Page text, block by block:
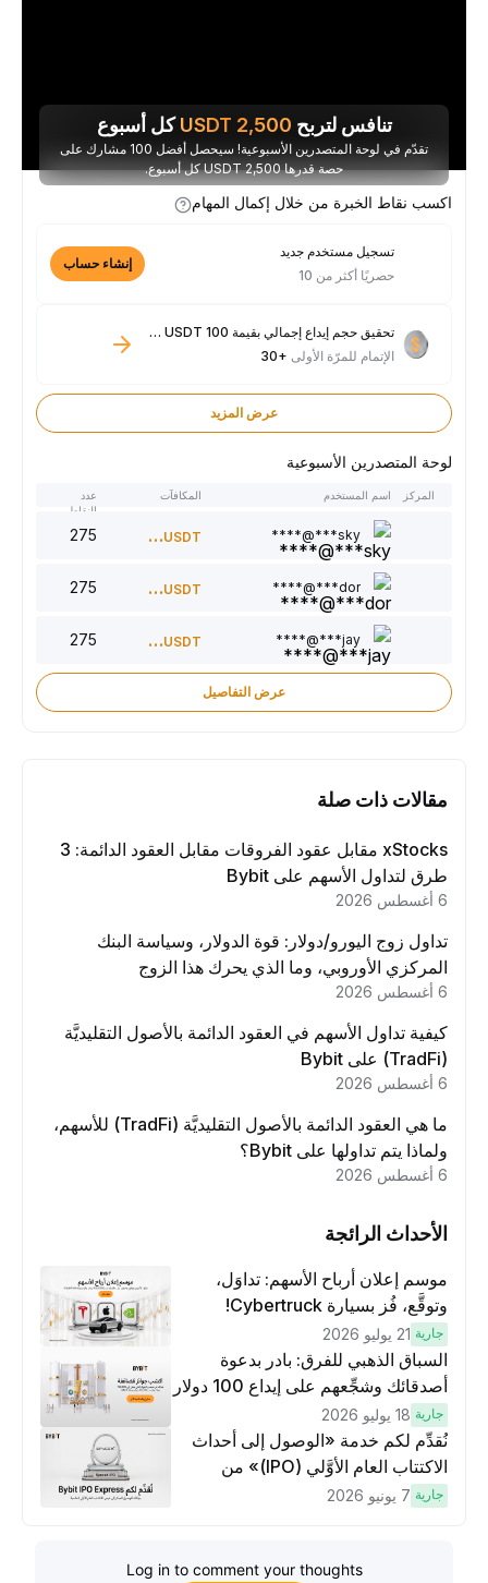
تنافس لتربح 2,500
USDTكل أسبوع
تقدّم في لوحة المتصدرين الأسبوعية! سيحصل أفضل 100 مشارك على
حصة قدرها 2,500 USDT كل أسبوع.
اكسب نقاط الخبرة من خلال إكمال المهام
تسجيل مستخدم جديد
حصريًا أكثر من 10
إنشاء حساب
تحقيق حجم إيداع إجمالي بقيمة 100 USDT فأكثر
الإتمام للمرّة الأولى+30
عرض المزيد
لوحة المتصدرين الأسبوعية
المركز اسم المستخدم المكافآت
النقاط
sky***@****
300USDT
dor***@****
220USDT
jay***@****
150USDT
عرض التفاصيل
مقالات ذات صلة
xStocks مقابل عقود الفروقات مقابل العقود الدائمة: 3
طرق لتداول الأسهم على Bybit
تداول زوج اليورو/دولار: قوة الدولار، وسياسة البنك
المركزي الأوروبي، وما الذي يحرك هذا الزوج
كيفية تداول الأسهم في العقود الدائمة بالأصول التقليديَّة
ما هي العقود الدائمة بالأصول التقليديَّة (TradFi) للأسهم،
ولماذا يتم تداولها على Bybit؟
الأحداث الرائجة
موسم إعلان أرباح الأسهم: تداوَل،
وتوقَّع، فُز بسيارة Cybertruck!
جارية 21 يوليو 2026
السباق الذهبي للفرق: بادر بدعوة
أصدقائك وشجِّعهم على إيداع 100 دولار
لكسَب مكافآت مُضاعَفة
جارية 18 يوليو 2026
نُقدِّم لكم خدمة «الوصول إلى أحداث
الاكتتاب العام الأوَّلي (IPO)» من
Bybit، بوابتك للوصول المبكر إلى فرص
جارية 7 يونيو 2026
Log in to comment your thoughts